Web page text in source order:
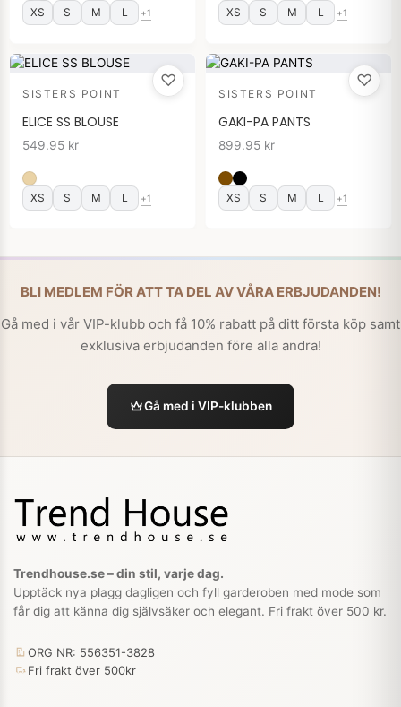
XS S M L +1 XS S M L +1
♡
SISTERS POINT
ELICE SS BLOUSE
549.95 kr
XS S M L +1
♡
SISTERS POINT
GAKI-PA PANTS
899.95 kr
XS S M L +1
BLI MEDLEM FÖR ATT TA DEL AV VÅRA ERBJUDANDEN!
Gå med i vår VIP-klubb och få 10% rabatt på ditt första köp samt
exklusiva erbjudanden före alla andra!
Gå med i VIP-klubben
Trendhouse.se – din stil, varje dag.
Upptäck nya plagg dagligen och fyll garderoben med mode som
får dig att känna dig självsäker och elegant. Fri frakt över 500 kr.
ORG NR: 556351-3828
Fri frakt över 500kr